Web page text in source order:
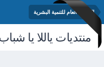
المنتدى العام للتنمية البشرية
منتديات ياللا يا شباب